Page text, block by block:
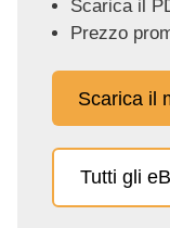
Scarica il
Prezzo
Scarica il
Tutti gli